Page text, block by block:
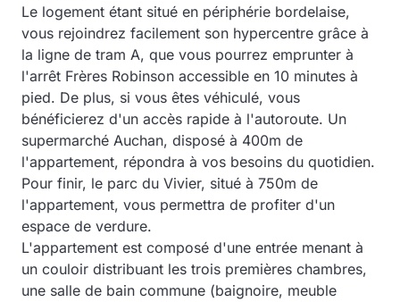
Le logement étant situé en périphérie bordelaise,
vous rejoindrez facilement son hypercentre grâce à
la ligne de tram A, que vous pourrez emprunter à
l'arrêt Frères Robinson accessible en 10 minutes à
pied. De plus, si vous êtes véhiculé, vous
bénéficierez d'un accès rapide à l'autoroute. Un
supermarché Auchan, disposé à 400m de
l'appartement, répondra à vos besoins du quotidien.
Pour finir, le parc du Vivier, situé à 750m de
l'appartement, vous permettra de profiter d'un
espace de verdure.
L'appartement est composé d'une entrée menant à
un couloir distribuant les trois premières chambres,
une salle de bain commune (baignoire, meuble